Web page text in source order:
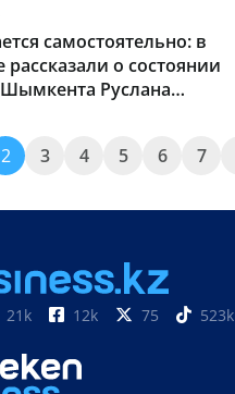
самостоятельно: в
о состоянии
Руслана
2 3 4 5 6 7
21k 12k 75 523k